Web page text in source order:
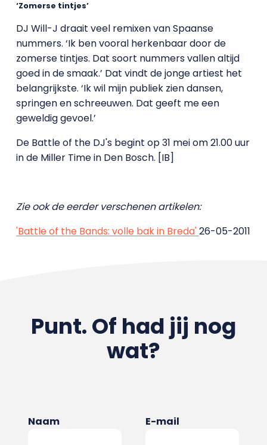
‘Zomerse tintjes’
DJ Will-J draait veel remixen van Spaanse
nummers. ‘Ik ben vooral herkenbaar door de
zomerse tintjes. Dat soort nummers vallen altijd
goed in de smaak.’ Dat vindt de jonge artiest het
belangrijkste. ‘Ik wil mijn publiek zien dansen,
springen en schreeuwen. Dat geeft me een
geweldig gevoel.’
De Battle of the DJ's begint op 31 mei om 21.00 uur
in de Miller Time in Den Bosch. [IB]
Zie ook de eerder verschenen artikelen:
'Battle of the Bands: volle bak in Breda'26-05-2011
Punt. Of had jij nog
wat?
Naam E-mail